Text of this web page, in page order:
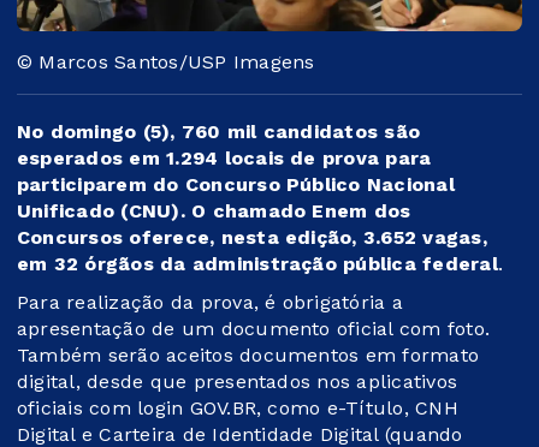
© Marcos Santos/USP Imagens
No domingo (5), 760 mil candidatos são
esperados em 1.294 locais de prova para
participarem do Concurso Público Nacional
Unificado (CNU). O chamado Enem dos
Concursos oferece, nesta edição, 3.652 vagas,
em 32 órgãos da administração pública federal.
Para realização da prova, é obrigatória a
apresentação de um documento oficial com foto.
Também serão aceitos documentos em formato
digital, desde que presentados nos aplicativos
oficiais com login GOV.BR, como e-Título, CNH
Digital e Carteira de Identidade Digital (quando